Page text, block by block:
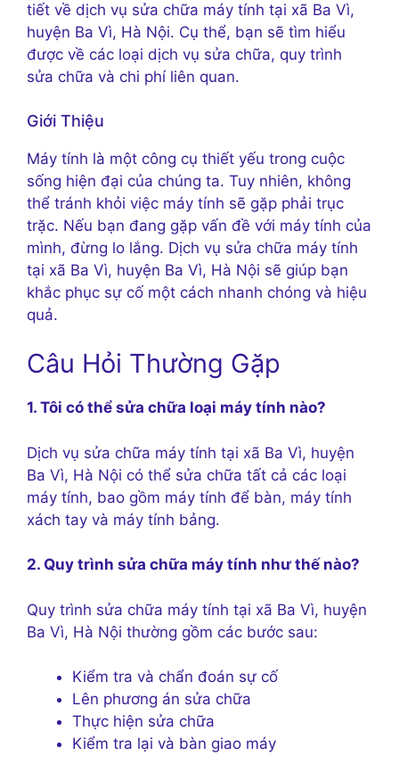
tiết về dịch vụ sửa chữa máy tính tại xã Ba Vì,
huyện Ba Vì, Hà Nội. Cụ thể, bạn sẽ tìm hiểu
được về các loại dịch vụ sửa chữa, quy trình
sửa chữa và chi phí liên quan.
Giới Thiệu
Máy tính là một công cụ thiết yếu trong cuộc
sống hiện đại của chúng ta. Tuy nhiên, không
thể tránh khỏi việc máy tính sẽ gặp phải trục
trặc. Nếu bạn đang gặp vấn đề với máy tính của
mình, đừng lo lắng. Dịch vụ sửa chữa máy tính
tại xã Ba Vì, huyện Ba Vì, Hà Nội sẽ giúp bạn
khắc phục sự cố một cách nhanh chóng và hiệu
quả.
Câu Hỏi Thường Gặp
1. Tôi có thể sửa chữa loại máy tính nào?
Dịch vụ sửa chữa máy tính tại xã Ba Vì, huyện
Ba Vì, Hà Nội có thể sửa chữa tất cả các loại
máy tính, bao gồm máy tính để bàn, máy tính
xách tay và máy tính bảng.
2. Quy trình sửa chữa máy tính như thế nào?
Quy trình sửa chữa máy tính tại xã Ba Vì, huyện
Ba Vì, Hà Nội thường gồm các bước sau:
Kiểm tra và chẩn đoán sự cố
Lên phương án sửa chữa
Thực hiện sửa chữa
Kiểm tra lại và bàn giao máy